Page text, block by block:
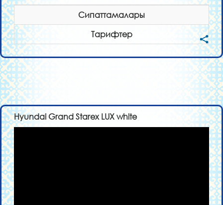
Сипаттамалары
Тарифтер
Hyundai Grand Starex LUX white